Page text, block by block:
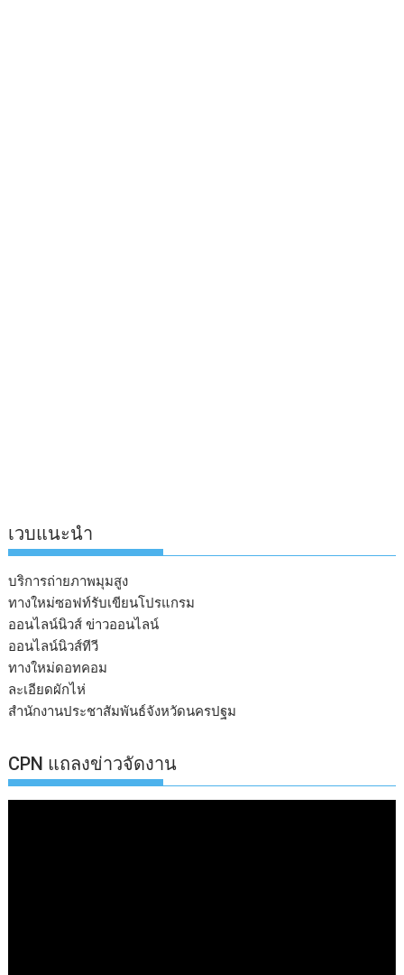
เวบแนะนำ
บริการถ่ายภาพมุมสูง
ทางใหม่ซอฟท์รับเขียนโปรแกรม
ออนไลน์นิวส์ ข่าวออนไลน์
ออนไลน์นิวส์ทีวี
ทางใหม่ดอทคอม
ละเอียดผักไห่
สำนักงานประชาสัมพันธ์จังหวัดนครปฐม
CPN แถลงข่าวจัดงาน